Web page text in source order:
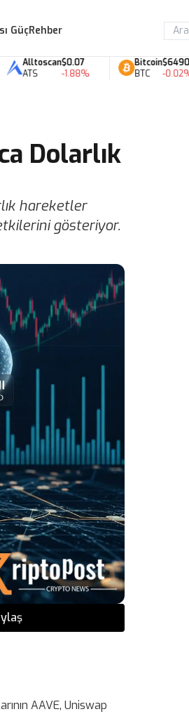
GüçRehber
Alltoscan
ATS
$0.07
-1.88%
Bitcoin
BTC
$64903.77
-0.02%
Dolarlık
hareketler
gösteriyor.
AAVE, Uniswap